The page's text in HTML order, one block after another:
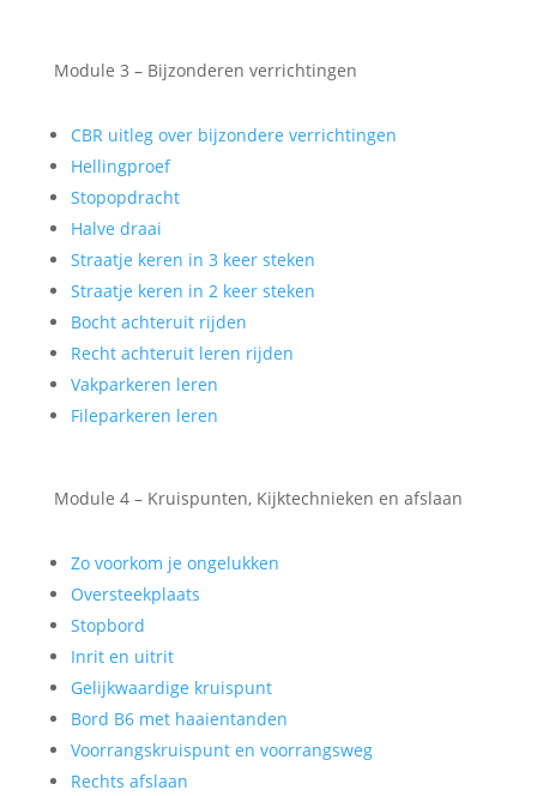
Module 3 – Bijzonderen verrichtingen
CBR uitleg over bijzondere verrichtingen
Hellingproef
Stopopdracht
Halve draai
Straatje keren in 3 keer steken
Straatje keren in 2 keer steken
Bocht achteruit rijden
Recht achteruit leren rijden
Vakparkeren leren
Fileparkeren leren
Module 4 – Kruispunten, Kijktechnieken en afslaan
Zo voorkom je ongelukken
Oversteekplaats
Stopbord
Inrit en uitrit
Gelijkwaardige kruispunt
Bord B6 met haaientanden
Voorrangskruispunt en voorrangsweg
Rechts afslaan